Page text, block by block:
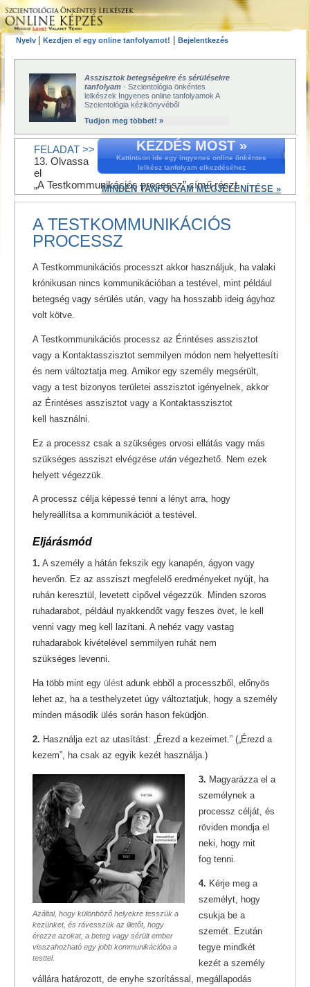
Nyelv Kezdjen el egy online tanfolyamot! Bejelentkezés
Asszisztok betegségekre és sérülésekre
tanfolyam - Szcientológia önkéntes
lelkészek Ingyenes online tanfolyamok A
Szcientológia kézikönyvéből
Tudjon meg többet! »
KEZDÉS MOST »
Kattintson ide egy ingyenes online önkéntes
lelkész tanfolyam elkezdéséhez
MINDEN TANFOLYAM MEGJELENÍTÉSE »
FELADAT >>
13. Olvassa
el
„A Testkommunikációs processz” című részt.
A TESTKOMMUNIKÁCIÓS
PROCESSZ
A Testkommunikációs processzt akkor használjuk, ha valaki
krónikusan nincs kommunikációban a testével, mint például
betegség vagy sérülés után, vagy ha hosszabb ideig ágyhoz
volt kötve.
A Testkommunikációs processz az Érintéses asszisztot
vagy a Kontaktasszisztot semmilyen módon nem helyettesíti
és nem változtatja meg. Amikor egy személy megsérült,
vagy a test bizonyos területei asszisztot igényelnek, akkor
az Érintéses asszisztot vagy a Kontaktasszisztot
kell használni.
Ez a processz csak a szükséges orvosi ellátás vagy más
szükséges assziszt elvégzése után végezhető. Nem ezek
helyett végezzük.
A processz célja képessé tenni a lényt arra, hogy
helyreállítsa a kommunikációt a testével.
Eljárásmód
1. A személy a hátán fekszik egy kanapén, ágyon vagy
heverőn. Ez az assziszt megfelelő eredményeket nyújt, ha
ruhán keresztül, levetett cipővel végezzük. Minden szoros
ruhadarabot, például nyakkendőt vagy feszes övet, le kell
venni vagy meg kell lazítani. A nehéz vagy vastag
ruhadarabok kivételével semmilyen ruhát nem
szükséges levenni.
Ha több mint egy ülést adunk ebből a processzből, előnyös
lehet az, ha a testhelyzetet úgy változtatjuk, hogy a személy
minden második ülés során hason feküdjön.
2. Használja ezt az utasítást: „Érezd a kezeimet.” („Érezd a
kezem”, ha csak az egyik kezét használja.)
Azáltal, hogy különböző helyekre tesszük a
kezünket, és rávesszük az illetőt, hogy
érezze azokat, a beteg vagy sérült ember
visszahozható egy jobb kommunikációba a
testtel.
3. Magyarázza el a
személynek a
processz célját, és
röviden mondja el
neki, hogy mit
fog tenni.
4. Kérje meg a
személyt, hogy
csukja be a
szemét. Ezután
tegye mindkét
kezét a személy
vállára határozott, de enyhe szorítással, megállapodás